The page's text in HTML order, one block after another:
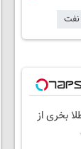
نفت
بخری از